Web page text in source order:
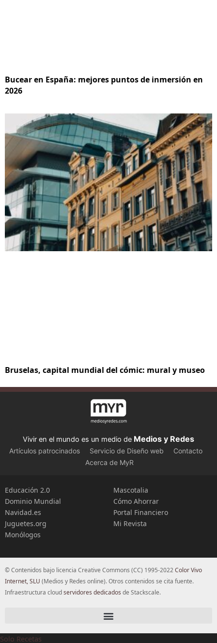
Bucear en España: mejores puntos de inmersión en
2026
Bruselas, capital mundial del cómic: mural y museo
Vivir en el mundo es un medio de Medios y Redes
Artículos patrocinados Servicio de Diseño web
Contacto
Acerca de MyR
Educación 2.0
Dominio Mundial
Navidad.es
Juguetes.org
Monólogos
Mascotalia
Cómo Ahorrar
Portal Financiero
Mi Revista
© Contenidos bajo licencia Creative Commons (CC) 1995-2022Color Vivo
Internet, SLU (Medios y Redes online). Otros contenidos se cita fuente.
Infraestructura cloudservidores dedicados de Stackscale.
Solo Recetas